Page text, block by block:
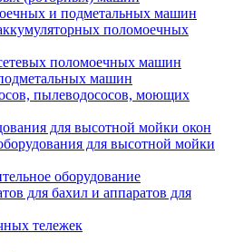
и подметальных машин
поломоечных
поломоечных машин
машин
пылеводососов, моющих
для высотной мойки окон
для высотной мойки
оборудование
для бахил и аппаратов для
тележек